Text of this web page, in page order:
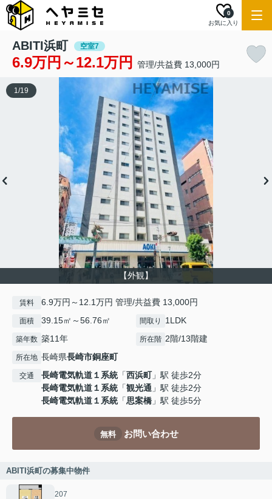
お気に入り
0
ABITI浜町 空室7
6.9万円～12.1万円 管理/共益費 13,000円
【外観】
1/19
賃料 6.9万円～12.1万円 管理/共益費 13,000円
面積 39.15㎡～56.76㎡ 間取り 1LDK
築年数 築11年 所在階 2階/13階建
所在地 長崎県長崎市銅座町
交通 長崎電気軌道１系統「西浜町」駅 徒歩2分
長崎電気軌道１系統「観光通 」駅 徒歩2分
長崎電気軌道１系統「思案橋 」駅 徒歩5分
無料 お問い合わせ
ABITI浜町の募集中物件
207